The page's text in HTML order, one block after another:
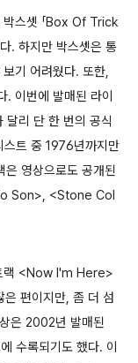
스셋 「Box Of Trick
. 하지만 박스셋은 통
기 어려웠다. 또한,
. 이번에 발매된 라이
달리 단 한 번의 공식
스트 중 1976년까지만
영상으로도 공개된
Son>, <Stone Col
랙 <Now I'm Here>
은 편이지만, 좀 더 섬
은 2002년 발매된
수록되기도 했다. 이